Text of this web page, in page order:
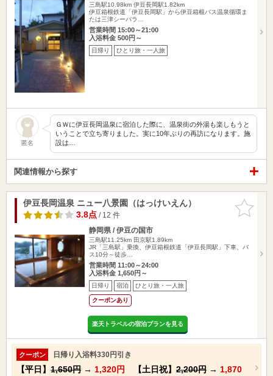
三島駅10.98km 伊豆長岡駅1.82km
伊豆箱根鉄道「伊豆長岡駅」から伊豆箱根バス温泉循環ま
たは三津シーパラ…
営業時間 15:00～21:00
入浴料金 500円～
日帰り ひとり旅・一人旅
匿名
ＧＷに伊豆長岡温泉に宿泊した際に、温泉街の外湯も楽しもうと
いうことで立ち寄りました。実に10年ぶりの再訪になります。施
設は…
関連情報から探す
お気に入
りに追加
伊豆長岡温泉 ニュー八景園（はっけいえん）
3.8点/ 12 件
静岡県 / 伊豆の国市
三島駅11.25km 田京駅1.89km
JR「三島駅」乗換、伊豆箱根鉄道「伊豆長岡駅」下車、バ
ス10分～徒歩…
営業時間 11:00～24:00
入浴料金 1,650円～
日帰り 宿泊 ひとり旅・一人旅
クーポンあり
楽天トラベルの宿泊プランを見る
クーポン 日帰り入浴料330円引き
【平日】 1,650円 → 1,320円 【土日祝】 2,200円 → 1,870